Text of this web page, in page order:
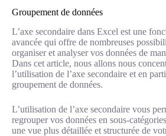
Groupement de données
L’axe secondaire dans Excel est une
avancée qui offre de nombreuses
organiser et analyser vos données de
Dans cet article, nous allons nous
l’utilisation de l’axe secondaire et en
groupement de données.
L’utilisation de l’axe secondaire vous
regrouper vos données en sous-
une vue plus détaillée et structurée de